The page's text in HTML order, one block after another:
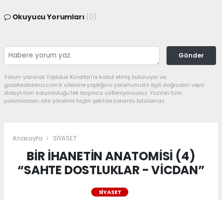
Okuyucu Yorumları (0)
Gönder
Yorum yazarak Topluluk Kuralları’nı kabul etmiş bulunuyor ve
gazeteakdeniz.com.tr sitesine yaptığınız yorumunuzla ilgili doğrudan veya
dolaylı tüm sorumluluğu tek başınıza üstleniyorsunuz. Yazılan tüm
yorumlardan site yönetimi hiçbir şekilde sorumlu tutulamaz.
Anasayfa SİYASET
BİR İHANETİN ANATOMİSİ (4)
“SAHTE DOSTLUKLAR - VİCDAN”
SİYASET